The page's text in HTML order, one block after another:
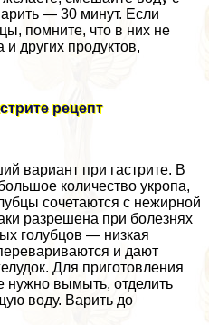
— 30 минут. Если
помните, что в них не
других продуктов,
рецепт
вариант при гастрите. В
количество укропа,
сочетаются с нежирной
разрешена при болезнях
гoлyбцов — низкая
и дают
Для приготовления
нужно вымыть, отделить
воду. Варить до